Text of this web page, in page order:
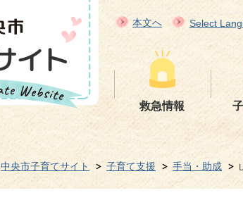
本文へ Select
救急情報
中央市子育てサイト 子育て支援 手当・助成